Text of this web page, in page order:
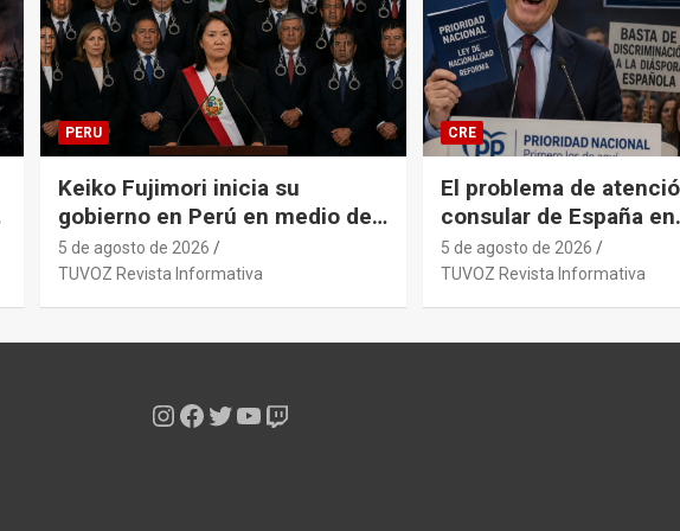
PERU
Keiko Fujimori inicia su
gobierno en Perú en medio de
la polémica por los
antecedentes penales de su
primer gabinete ministerial.
5 de agosto de 2026
TUVOZ Revista Informativa
CRE
El problema de
consular de España en
Argentina es un colapso
administrativo histórico
sistémico provocado por el
5 de agosto de 2026
TUVOZ Revista Informativa
Instagram
Facebook
Twitter
YouTube
Twitch